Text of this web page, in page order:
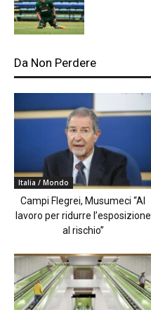
Da Non Perdere
Italia / Mondo
Campi Flegrei, Musumeci “Al
lavoro per ridurre l’esposizione
al rischio”